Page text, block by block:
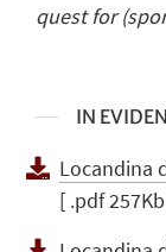
quest for
IN
Locandina
[ .pdf